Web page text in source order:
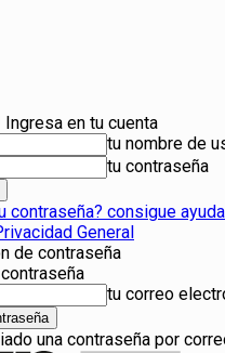
Ingresa en tu cuenta
tu nombre de
tu contraseña
contraseña? consigue ayuda
General
de contraseña
tu correo
una contraseña por